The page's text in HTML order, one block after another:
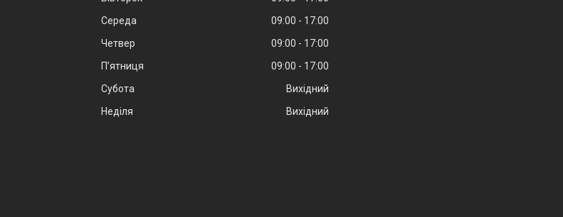
Середа
09:00
17:00
Четвер
09:00
17:00
Пʼятниця
09:00
17:00
Субота
Вихідний
Неділя
Вихідний